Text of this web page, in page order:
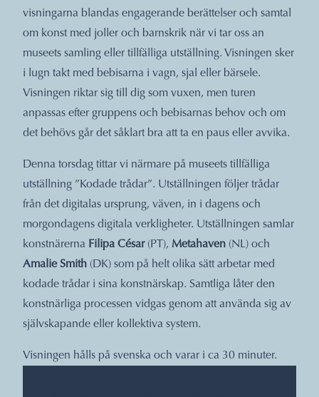
visningarna blandas engagerande berättelser och samtal
om konst med joller och barnskrik när vi tar oss an
museets samling eller tillfälliga utställning. Visningen sker
i lugn takt med bebisarna i vagn, sjal eller bärsele.
Visningen riktar sig till dig som vuxen, men turen
anpassas efter gruppens och bebisarnas behov och om
det behövs går det såklart bra att ta en paus eller avvika.
Denna torsdag tittar vi närmare på museets tillfälliga
utställning ”Kodade trådar”. Utställningen följer trådar
från det digitalas ursprung, väven, in i dagens och
morgondagens digitala verkligheter. Utställningen samlar
konstnärerna Filipa César(PT), Metahaven (NL) och
Amalie Smith (DK) som på helt olika sätt arbetar med
kodade trådar i sina konstnärskap. Samtliga låter den
konstnärliga processen vidgas genom att använda sig av
självskapande eller kollektiva system.
Visningen hålls på svenska och varar i ca 30 minuter.